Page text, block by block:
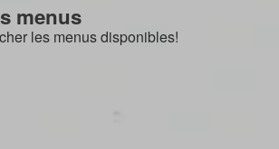
menus
les menus disponibles!